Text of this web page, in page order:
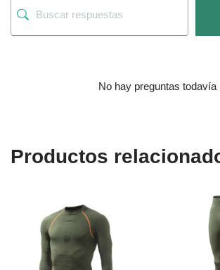
No hay preguntas todavía
Productos